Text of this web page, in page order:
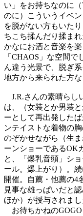
い」をお持ちなのに
のに）こういうイベ
を脱がない方もいた
ちこち揉んだり揉ま
かなにお酒と音楽を
「CHAOS」な空間
ん違う光景で、脱ぎ
地方から来られた方
J.R.さんの素晴らし
は、（女装とか男装
ーとして再出発した
ンテイストな着物の
のぞかせながら（生
ーンショーであるOK
と、「爆乳音頭」シ
ール。爆上がり）。
開催。自薦・他薦の4
見事な雄っぱいだと
ほか）が授与されまし
お待ちかねのGOGO